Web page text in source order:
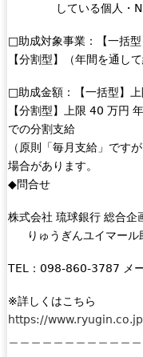
している個人・NPO
□助成対象事業：【一括型
【分割型】（年間を通し
□助成金額：【一括型】
【分割型】上限 40 万円
での分割支給
（原則「毎月支給」です
場合があります。
◆問合せ
株式会社 琉球銀行 総合企
りゅうぎんユイマール
TEL：098-860-3787 メー
※詳しくはこちら
https://